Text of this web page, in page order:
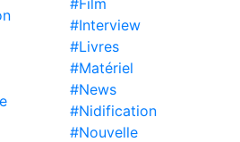
#Film
#Interview
#Livres
#Matériel
#News
#Nidification
#Nouvelle